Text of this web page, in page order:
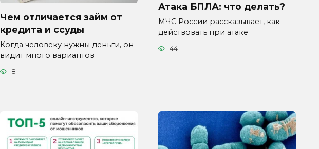
Чем отличается займ от
кредита и ссуды
Когда человеку нужны деньги, он
видит много вариантов
8
Атака БПЛА: что делать?
МЧС России рассказывает, как
действовать при атаке
44